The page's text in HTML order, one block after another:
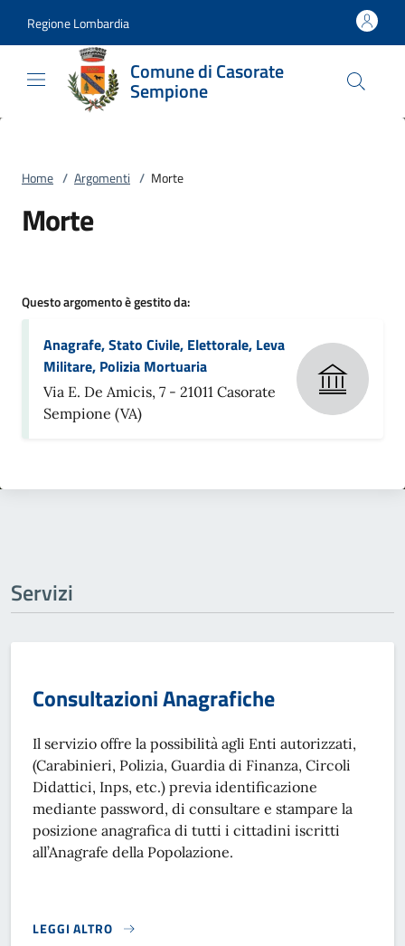
Regione Lombardia
Comune di Casorate
Sempione
Home / Argomenti / Morte
Morte
Questo argomento è gestito da:
Anagrafe, Stato Civile, Elettorale, Leva
Militare, Polizia Mortuaria
Via E. De Amicis, 7 - 21011 Casorate
Sempione (VA)
Servizi
Consultazioni Anagrafiche
Il servizio offre la possibilità agli Enti autorizzati,
(Carabinieri, Polizia, Guardia di Finanza, Circoli
Didattici, Inps, etc.) previa identificazione
mediante password, di consultare e stampare la
posizione anagrafica di tutti i cittadini iscritti
all’Anagrafe della Popolazione.
LEGGI ALTRO
CONSULTAZIONI ANAGRAFICHE}